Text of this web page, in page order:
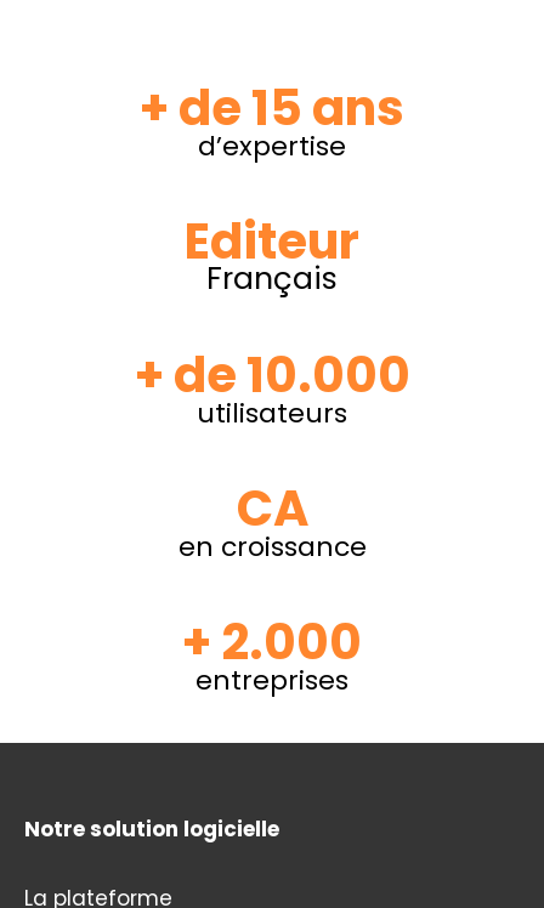
+ de 15 ans
d’expertise
Editeur
Français
+ de 10.000
utilisateurs
CA
en croissance
+ 2.000
entreprises
Notre solution logicielle
La plateforme